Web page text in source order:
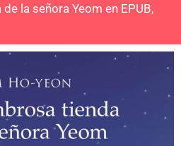
la señora Yeom en EPUB,